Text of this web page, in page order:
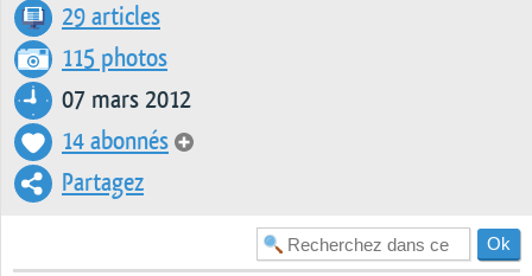
29 articles
115 photos
07 mars 2012
14 abonnés
Partagez